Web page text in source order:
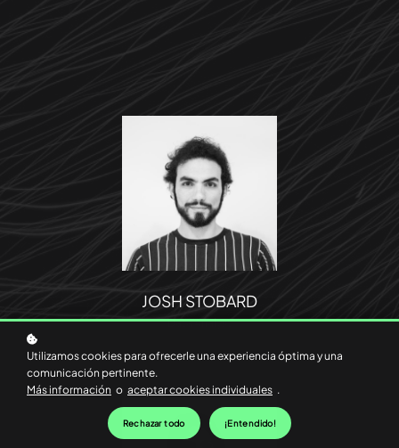
JOSH STOBARD
Data Analyst
Utilizamos cookies para ofrecerle una experiencia óptima y una
comunicación pertinente.
Más información o aceptar cookies individuales .
Rechazar todo ¡Entendido!